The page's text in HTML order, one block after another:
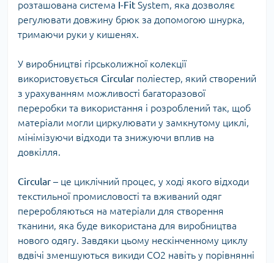
розташована система I-Fit System, яка дозволяє
регулювати довжину брюк за допомогою шнурка,
тримаючи руки у кишенях.
У виробництві гірськолижної колекції
використовується Circular поліестер, який створений
з урахуванням можливості багаторазової
переробки та використання і розроблений так, щоб
матеріали могли циркулювати у замкнутому циклі,
мінімізуючи відходи та знижуючи вплив на
довкілля.
Circular – це циклічний процес, у ході якого відходи
текстильної промисловості та вживаний одяг
переробляються на матеріали для створення
тканини, яка буде використана для виробництва
нового одягу. Завдяки цьому нескінченному циклу
вдвічі зменшуються викиди СО2 навіть у порівнянні